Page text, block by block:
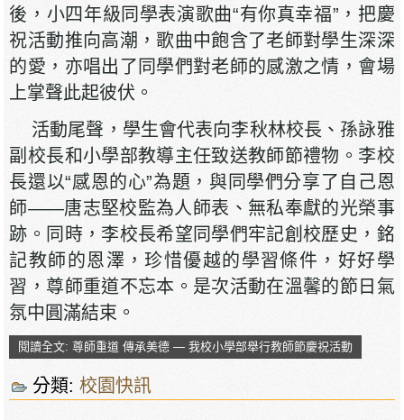
後，小四年級同學表演歌曲“有你真幸福”，把慶
祝活動推向高潮，歌曲中飽含了老師對學生深深
的愛，亦唱出了同學們對老師的感激之情，會場
上掌聲此起彼伏。
活動尾聲，學生會代表向李秋林校長、孫詠雅
副校長和小學部教導主任致送教師節禮物。李校
長還以“感恩的心”為題，與同學們分享了自己恩
師——唐志堅校監為人師表、無私奉獻的光榮事
跡。同時，李校長希望同學們牢記創校歷史，銘
記教師的恩澤，珍惜優越的學習條件，好好學
習，尊師重道不忘本。是次活動在溫馨的節日氣
氛中圓滿結束。
閱讀全文: 尊師重道 傳承美德 — 我校小學部舉行教師節慶祝活動
分類:校園快訊